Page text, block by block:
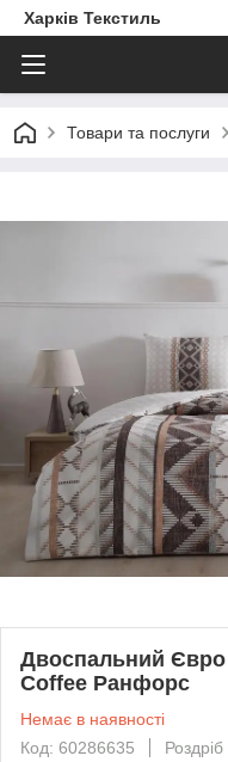
Харків Текстиль
Товари та послуги
Двоспальний Євро
Coffee Ранфорс
Немає в наявності
Код: 60286635
Роздріб